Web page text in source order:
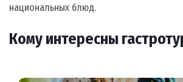
национальных блюд.
Кому интересны